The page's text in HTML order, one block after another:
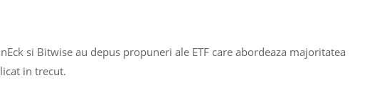
si Bitwise au depus propuneri ale ETF care abordeaza majoritatea
in trecut.